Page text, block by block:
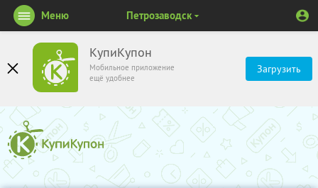
КупиКупон
Мобильное приложение
ещё удобнее
Загрузить
Меню Петрозаводск